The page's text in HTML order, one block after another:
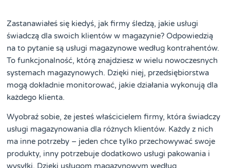
Zastanawiałeś się kiedyś, jak firmy śledzą, jakie usługi
świadczą dla swoich klientów w magazynie? Odpowiedzią
na to pytanie są usługi magazynowe według kontrahentów.
To funkcjonalność, którą znajdziesz w wielu nowoczesnych
systemach magazynowych. Dzięki niej, przedsiębiorstwa
mogą dokładnie monitorować, jakie działania wykonują dla
każdego klienta.
Wyobraź sobie, że jesteś właścicielem firmy, która świadczy
usługi magazynowania dla różnych klientów. Każdy z nich
ma inne potrzeby – jeden chce tylko przechowywać swoje
produkty, inny potrzebuje dodatkowo usługi pakowania i
wysyłki. Dzięki usługom magazynowym według